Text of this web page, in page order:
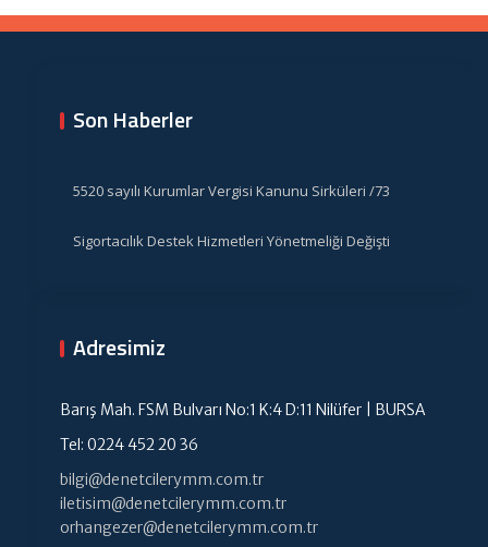
Son Haberler
5520 sayılı Kurumlar Vergisi Kanunu Sirküleri /73
Sigortacılık Destek Hizmetleri Yönetmeliği Değişti
Adresimiz
Barış Mah. FSM Bulvarı No:1 K:4 D:11 Nilüfer | BURSA
Tel: 0224 452 20 36
bilgi@denetcilerymm.com.tr
iletisim@denetcilerymm.com.tr
orhangezer@denetcilerymm.com.tr